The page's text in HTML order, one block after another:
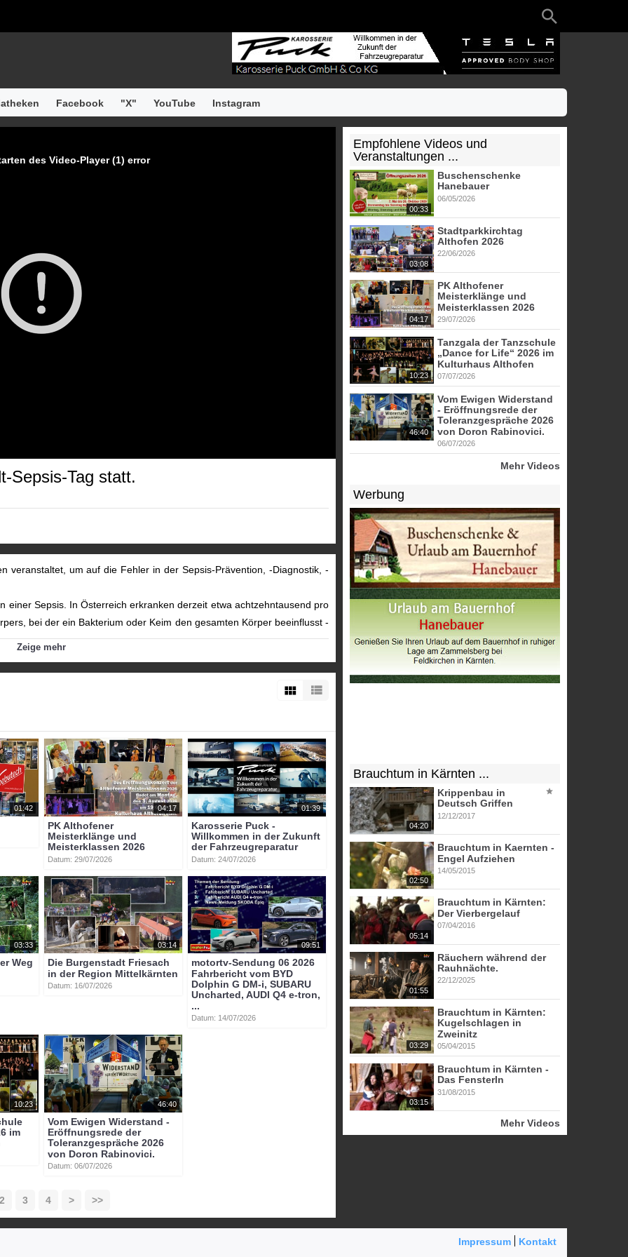
Facebook "X" YouTube Instagram
des Video-Player (1) error
Sepsis-Tag statt.
veranstaltet, um auf die Fehler in der Sepsis-Prävention, -Diagnostik, -
einer Sepsis. In Österreich erkranken derzeit etwa achtzehntausend pro
bei der ein Bakterium oder Keim den gesamten Körper beeinflusst -
sich um ein massives Problem handelt, das weltweit Aufmerksamkeit
Zeige mehr
01:42 04:17
PK Althofener
Meisterklänge und
Meisterklassen 2026
Datum: 29/07/2026
01:39
Karosserie Puck -
Willkommen in der Zukunft
der Fahrzeugreparatur
Datum: 24/07/2026
03:33
Weg
03:14
Die Burgenstadt Friesach
in der Region Mittelkärnten
Datum: 16/07/2026
09:51
motortv-Sendung 06 2026
Fahrbericht vom BYD
Dolphin G DM-i, SUBARU
Uncharted, AUDI Q4 e-tron,
...
Datum: 14/07/2026
10:23
im
46:40
Vom Ewigen Widerstand -
Eröffnungsrede der
Toleranzgespräche 2026
von Doron Rabinovici.
Datum: 06/07/2026
2 3 4 > >>
Empfohlene Videos und
Veranstaltungen ...
00:33
Buschenschenke
Hanebauer
06/05/2026
03:08
Stadtparkkirchtag
Althofen 2026
22/06/2026
04:17
PK Althofener
Meisterklänge und
Meisterklassen 2026
29/07/2026
10:23
Tanzgala der Tanzschule
„Dance for Life“ 2026 im
Kulturhaus Althofen
07/07/2026
46:40
Vom Ewigen Widerstand
- Eröffnungsrede der
Toleranzgespräche 2026
von Doron Rabinovici.
06/07/2026
Mehr Videos
Werbung
Brauchtum in Kärnten ...
04:20
Krippenbau in
Deutsch Griffen
12/12/2017
02:50
Brauchtum in Kaernten -
Engel Aufziehen
14/05/2015
05:14
Brauchtum in Kärnten:
Der Vierbergelauf
07/04/2016
01:55
Räuchern während der
Rauhnächte.
22/12/2025
03:29
Brauchtum in Kärnten:
Kugelschlagen in
Zweinitz
05/04/2015
03:15
Brauchtum in Kärnten -
Das Fensterln
31/08/2015
Mehr Videos
Impressum
Kontakt